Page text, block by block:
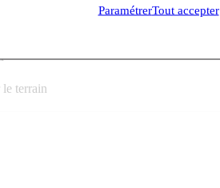
ParamétrerTout accepter
le terrain